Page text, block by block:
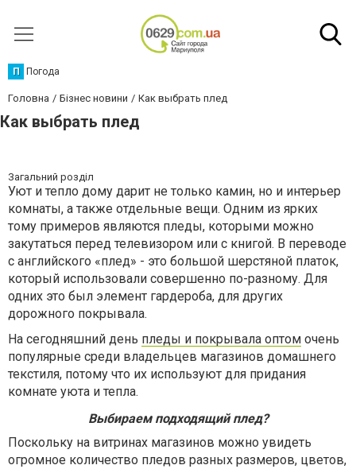
П Погода
Головна Бізнес новини Как выбрать плед
Как выбрать плед
Загальний розділ
Уют и тепло дому дарит не только камин, но и интерьер
комнаты, а также отдельные вещи. Одним из ярких
тому примеров являются пледы, которыми можно
закутаться перед телевизором или с книгой. В переводе
с английского «плед» - это большой шерстяной платок,
который использовали совершенно по-разному. Для
одних это был элемент гардероба, для других
дорожного покрывала.
На сегодняшний день пледы и покрывала оптом очень
популярные среди владельцев магазинов домашнего
текстиля, потому что их используют для придания
комнате уюта и тепла.
Выбираем подходящий плед?
Поскольку на витринах магазинов можно увидеть
огромное количество пледов разных размеров, цветов,